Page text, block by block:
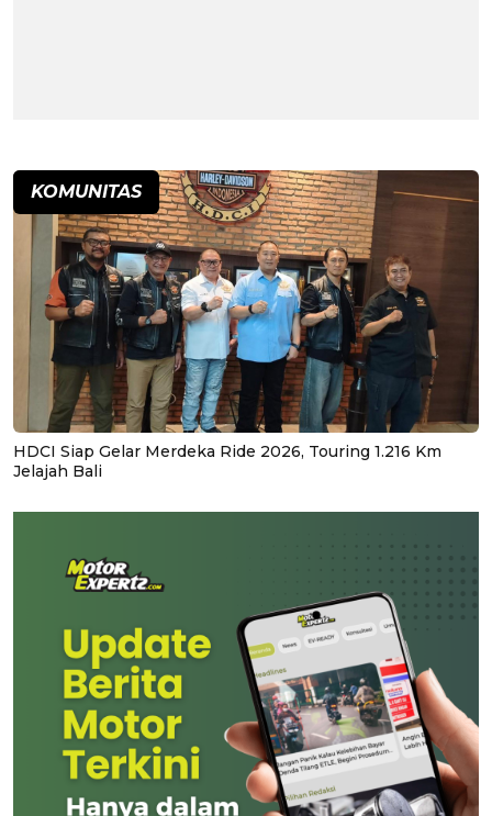
KOMUNITAS
HDCI Siap Gelar Merdeka Ride 2026, Touring 1.216 Km
Jelajah Bali